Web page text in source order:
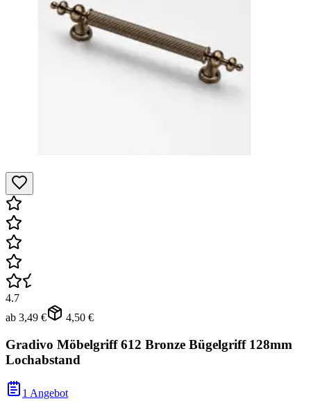
4.7
ab 3,49 € 4,50 €
Gradivo Möbelgriff 612 Bronze Bügelgriff 128mm
Lochabstand
1 Angebot